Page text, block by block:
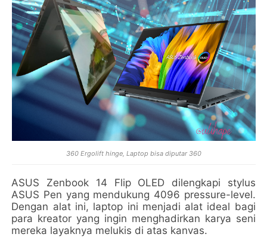
360 Ergolift hinge, Laptop bisa diputar 360
ASUS Zenbook 14 Flip OLED dilengkapi stylus
ASUS Pen yang mendukung 4096 pressure-level.
Dengan alat ini, laptop ini menjadi alat ideal bagi
para kreator yang ingin menghadirkan karya seni
mereka layaknya melukis di atas kanvas.